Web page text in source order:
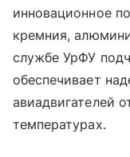
инновационное
кремния,
службе УрФУ
обеспечивает
авиадвигателей
температурах.